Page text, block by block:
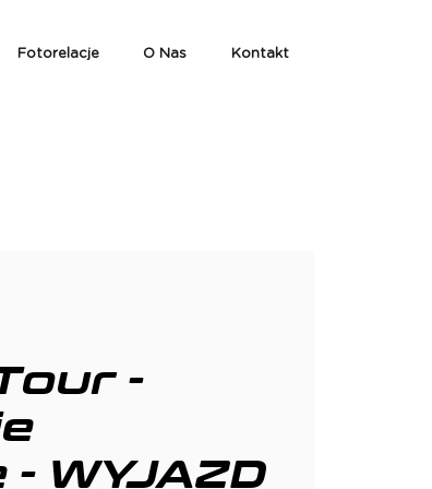
Fotorelacje O Nas Kontakt
-
WYJAZD